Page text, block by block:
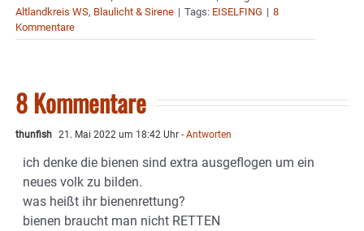
Altlandkreis WS, Blaulicht & Sirene | Tags: EISELFING | 8
Kommentare
8 Kommentare
thunfish 21. Mai 2022 um 18:42 Uhr - Antworten
ich denke die bienen sind extra ausgeflogen um ein
neues volk zu bilden.
was heißt ihr bienenrettung?
bienen braucht man nicht RETTEN